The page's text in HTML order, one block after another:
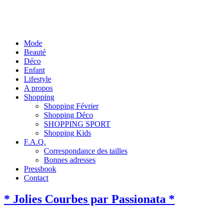
Mode
Beauté
Déco
Enfant
Lifestyle
A propos
Shopping
Shopping Février
Shopping Déco
SHOPPING SPORT
Shopping Kids
F.A.Q.
Correspondance des tailles
Bonnes adresses
Pressbook
Contact
* Jolies Courbes par Passionata *